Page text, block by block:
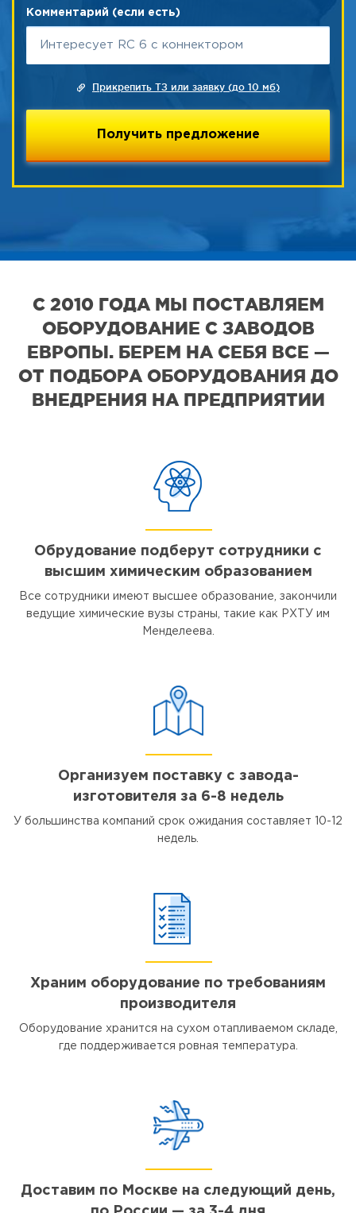
Комментарий (если есть)
Прикрепить ТЗ или заявку (до 10 мб)
С 2010 ГОДА МЫ ПОСТАВЛЯЕМ
ОБОРУДОВАНИЕ С ЗАВОДОВ
ЕВРОПЫ. БЕРЕМ НА СЕБЯ ВСЕ —
ОТ ПОДБОРА ОБОРУДОВАНИЯ ДО
ВНЕДРЕНИЯ НА ПРЕДПРИЯТИИ
Обрудование подберут сотрудники с
высшим химическим образованием
Все сотрудники имеют высшее образование, закончили
ведущие химические вузы страны, такие как РХТУ им
Менделеева.
Организуем поставку с завода-
изготовителя за 6-8 недель
У большинства компаний срок ожидания составляет 10-12
недель.
Храним оборудование по требованиям
производителя
Оборудование хранится на сухом отапливаемом складе,
где поддерживается ровная температура.
Доставим по Москве на следующий день,